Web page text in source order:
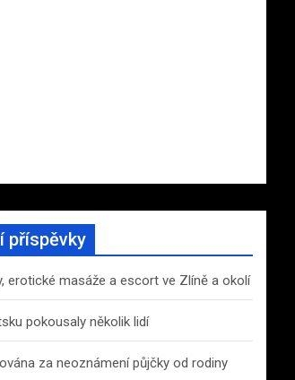
příspěvky
erotické masáže a escort ve Zlíně a okolí
pokousaly několik lidí
za neoznámení půjčky od rodiny